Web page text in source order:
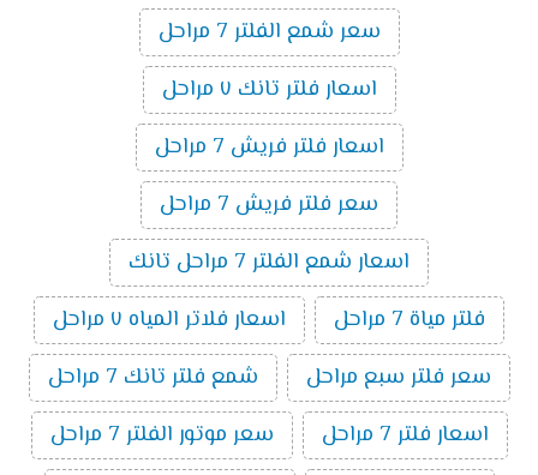
سعر شمع الفلتر 7 مراحل
اسعار فلتر تانك ٧ مراحل
اسعار فلتر فريش 7 مراحل
سعر فلتر فريش 7 مراحل
اسعار شمع الفلتر 7 مراحل تانك
فلتر مياة 7 مراحل
اسعار فلاتر المياه ٧ مراحل
سعر فلتر سبع مراحل
شمع فلتر تانك 7 مراحل
اسعار فلتر 7 مراحل
سعر موتور الفلتر 7 مراحل